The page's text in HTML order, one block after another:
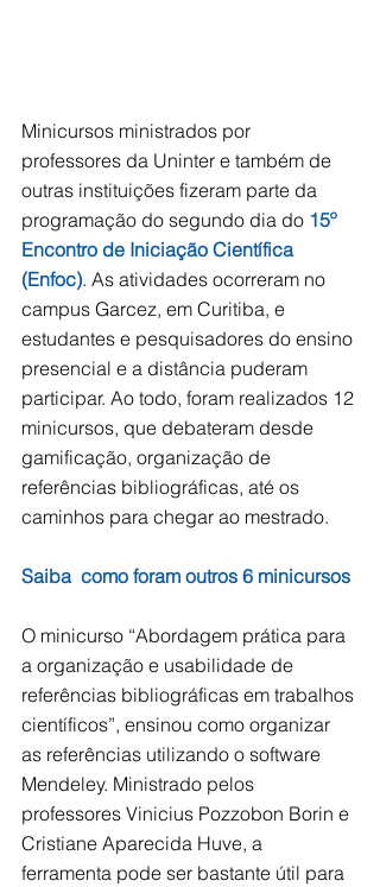
Minicursos ministrados por
professores da Uninter e também de
outras instituições fizeram parte da
programação do segundo dia do 15º
Encontro de Iniciação Científica
(Enfoc). As atividades ocorreram no
campus Garcez, em Curitiba, e
estudantes e pesquisadores do ensino
presencial e a distância puderam
participar. Ao todo, foram realizados 12
minicursos, que debateram desde
gamificação, organização de
referências bibliográficas, até os
caminhos para chegar ao mestrado.
Saiba  como foram outros 6 minicursos
O minicurso “Abordagem prática para
a organização e usabilidade de
referências bibliográficas em trabalhos
científicos”, ensinou como organizar
as referências utilizando o software
Mendeley. Ministrado pelos
professores Vinicius Pozzobon Borin e
Cristiane Aparecida Huve, a
ferramenta pode ser bastante útil para